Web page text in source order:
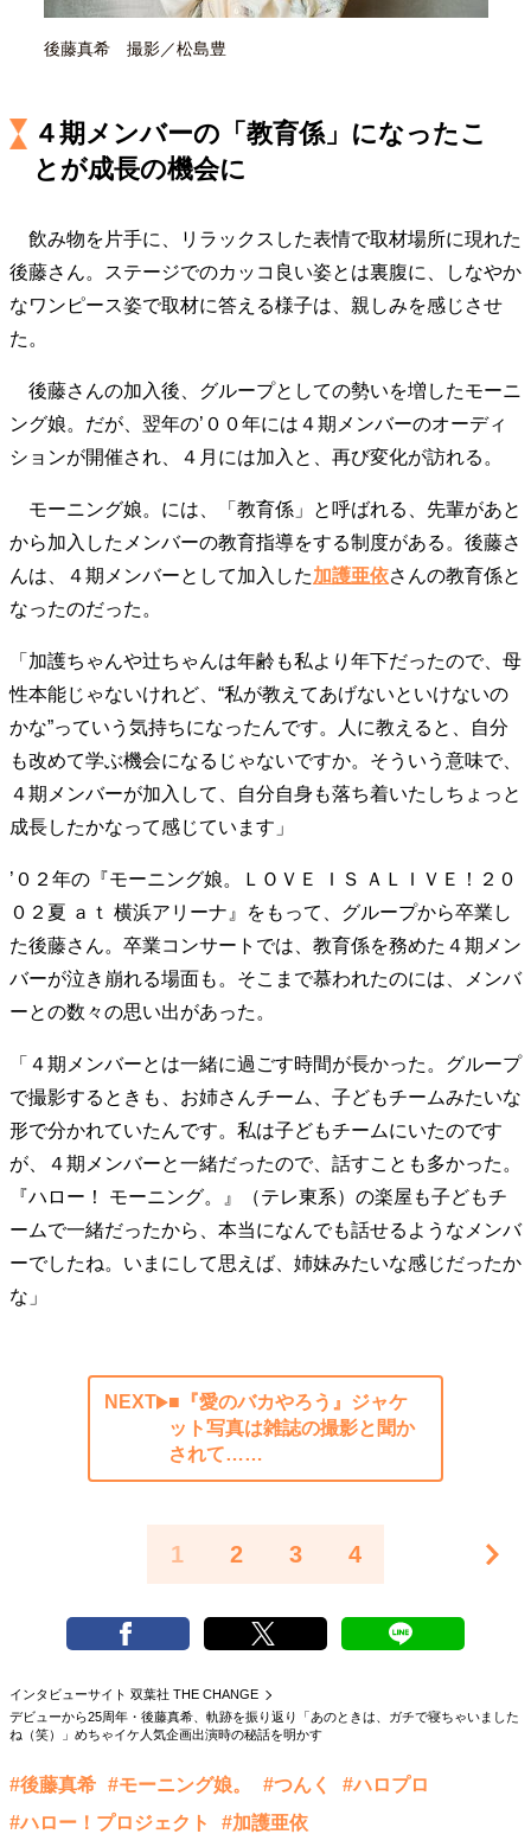
後藤真希 撮影／松島豊
４期メンバーの「教育係」になったこ
とが成長の機会に
飲み物を片手に、リラックスした表情で取材場所に現れた
後藤さん。ステージでのカッコ良い姿とは裏腹に、しなやか
なワンピース姿で取材に答える様子は、親しみを感じさせ
た。
後藤さんの加入後、グループとしての勢いを増したモーニ
ング娘。だが、翌年の’００年には４期メンバーのオーディ
ションが開催され、４月には加入と、再び変化が訪れる。
モーニング娘。には、「教育係」と呼ばれる、先輩があと
から加入したメンバーの教育指導をする制度がある。後藤さ
んは、４期メンバーとして加入した加護亜依さんの教育係と
なったのだった。
「加護ちゃんや辻ちゃんは年齢も私より年下だったので、母
性本能じゃないけれど、“私が教えてあげないといけないの
かな”っていう気持ちになったんです。人に教えると、自分
も改めて学ぶ機会になるじゃないですか。そういう意味で、
４期メンバーが加入して、自分自身も落ち着いたしちょっと
成長したかなって感じています」
’０２年の『モーニング娘。ＬＯＶＥ ＩＳ ＡＬＩＶＥ！２０
０２夏 ａｔ 横浜アリーナ』をもって、グループから卒業し
た後藤さん。卒業コンサートでは、教育係を務めた４期メン
バーが泣き崩れる場面も。そこまで慕われたのには、メンバ
ーとの数々の思い出があった。
「４期メンバーとは一緒に過ごす時間が長かった。グループ
で撮影するときも、お姉さんチーム、子どもチームみたいな
形で分かれていたんです。私は子どもチームにいたのです
が、４期メンバーと一緒だったので、話すことも多かった。
『ハロー！ モーニング。』（テレ東系）の楽屋も子どもチ
ームで一緒だったから、本当になんでも話せるようなメンバ
ーでしたね。いまにして思えば、姉妹みたいな感じだったか
な」
NEXT
■『愛のバカやろう』ジャケ
ット写真は雑誌の撮影と聞か
されて……
1 2 3 4
インタビューサイト 双葉社 THE CHANGE
デビューから25周年・後藤真希、軌跡を振り返り「あのときは、ガチで寝ちゃいました
ね（笑）」めちゃイケ人気企画出演時の秘話を明かす
#後藤真希 #モーニング娘。 #つんく
#ハロプロ
#ハロー！プロジェクト
#加護亜依